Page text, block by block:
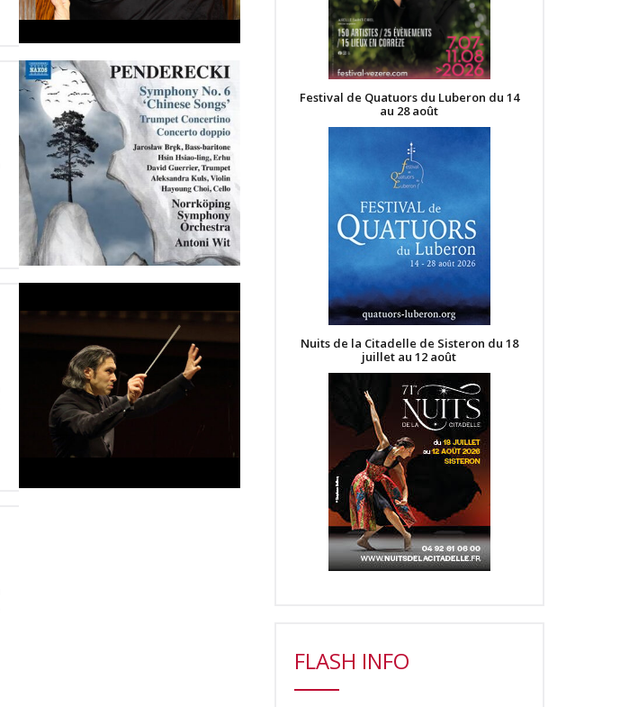
Festival de Quatuors du Luberon du 14
au 28 août
Nuits de la Citadelle de Sisteron du 18
juillet au 12 août
FLASH INFO